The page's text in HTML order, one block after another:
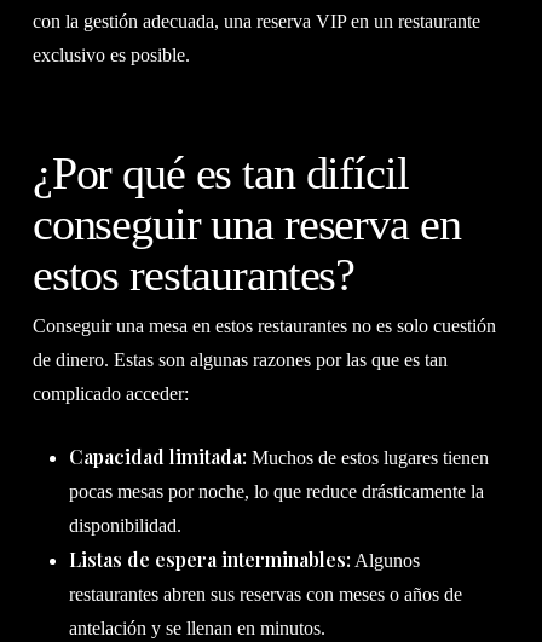
con la gestión adecuada, una reserva VIP en un restaurante
exclusivo es posible.
¿Por qué es tan difícil
conseguir una reserva en
estos restaurantes?
Conseguir una mesa en estos restaurantes no es solo cuestión
de dinero. Estas son algunas razones por las que es tan
complicado acceder:
Capacidad limitada: Muchos de estos lugares tienen
pocas mesas por noche, lo que reduce drásticamente la
disponibilidad.
Listas de espera interminables: Algunos
restaurantes abren sus reservas con meses o años de
antelación y se llenan en minutos.